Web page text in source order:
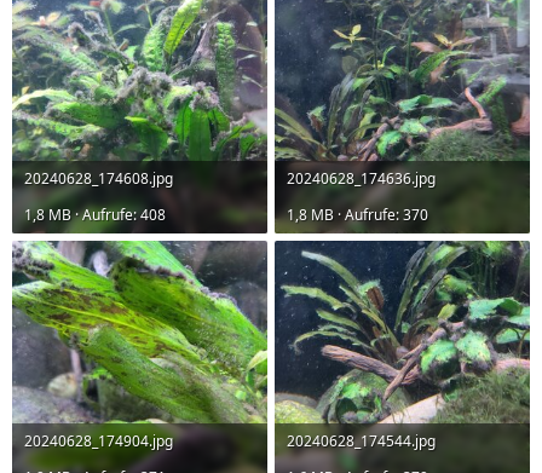
20240628_174608.jpg
1,8 MB · Aufrufe: 408
20240628_174636.jpg
1,8 MB · Aufrufe: 370
20240628_174904.jpg
20240628_174544.jpg